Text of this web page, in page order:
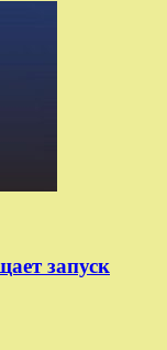
запуск